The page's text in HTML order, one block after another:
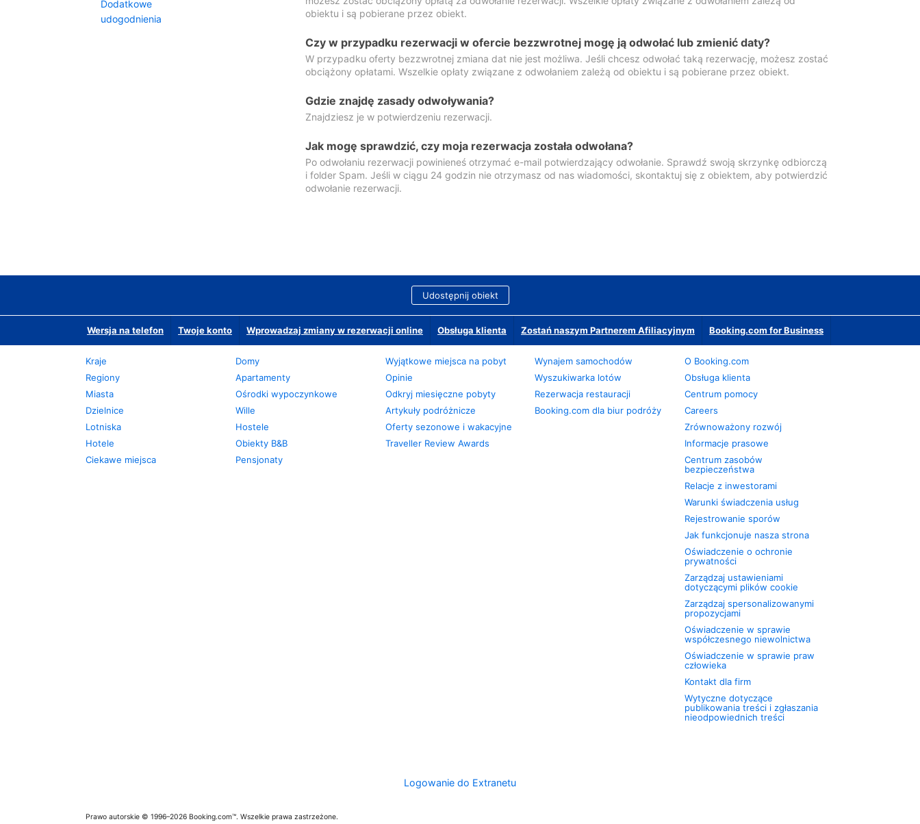
Dodatkowe
udogodnienia
obiektu i są pobierane przez obiekt.
Czy w przypadku rezerwacji w ofercie bezzwrotnej mogę ją odwołać lub zmienić daty?
W przypadku oferty bezzwrotnej zmiana dat nie jest możliwa. Jeśli chcesz odwołać taką rezerwację, możesz zostać
obciążony opłatami. Wszelkie opłaty związane z odwołaniem zależą od obiektu i są pobierane przez obiekt.
Gdzie znajdę zasady odwoływania?
Znajdziesz je w potwierdzeniu rezerwacji.
Jak mogę sprawdzić, czy moja rezerwacja została odwołana?
Po odwołaniu rezerwacji powinieneś otrzymać e-mail potwierdzający odwołanie. Sprawdź swoją skrzynkę odbiorczą
i folder Spam. Jeśli w ciągu 24 godzin nie otrzymasz od nas wiadomości, skontaktuj się z obiektem, aby potwierdzić
odwołanie rezerwacji.
Udostępnij obiekt
Wersja na telefon Twoje konto Wprowadzaj zmiany w rezerwacji online Obsługa klienta Zostań naszym Partnerem Afiliacyjnym Booking.com for Business
Kraje
Regiony
Miasta
Dzielnice
Lotniska
Hotele
Ciekawe miejsca
Domy
Apartamenty
Ośrodki wypoczynkowe
Wille
Hostele
Obiekty B&B
Pensjonaty
Wyjątkowe miejsca na pobyt
Opinie
Odkryj miesięczne pobyty
Artykuły podróżnicze
Oferty sezonowe i wakacyjne
Traveller Review Awards
Wynajem samochodów
Wyszukiwarka lotów
Rezerwacja restauracji
Booking.com dla biur podróży
O Booking.com
Obsługa klienta
Centrum pomocy
Careers
Zrównoważony rozwój
Informacje prasowe
Centrum zasobów
bezpieczeństwa
Relacje z inwestorami
Warunki świadczenia usług
Rejestrowanie sporów
Jak funkcjonuje nasza strona
Oświadczenie o ochronie
prywatności
Zarządzaj ustawieniami
dotyczącymi plików cookie
Zarządzaj spersonalizowanymi
propozycjami
Oświadczenie w sprawie
współczesnego niewolnictwa
Oświadczenie w sprawie praw
człowieka
Kontakt dla firm
Wytyczne dotyczące
publikowania treści i zgłaszania
nieodpowiednich treści
Logowanie do Extranetu
Prawo autorskie © 1996–2026 Booking.com™. Wszelkie prawa zastrzeżone.